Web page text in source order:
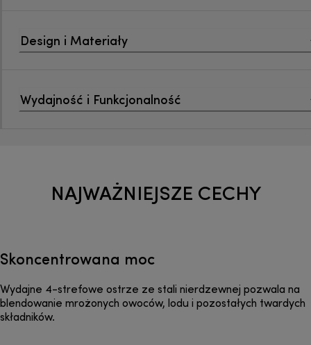
Design i Materiały
Wydajność i Funkcjonalność
NAJWAŻNIEJSZE CECHY
Skoncentrowana moc
Wydajne 4-strefowe ostrze ze stali nierdzewnej pozwala na
blendowanie mrożonych owoców, lodu i pozostałych twardych
składników.